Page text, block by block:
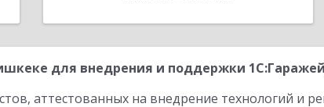
для внедрения и поддержки
аттестованных на внедрение технологий и